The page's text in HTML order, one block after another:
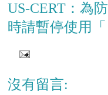
US-CERT：為
時請暫停使用
沒有留言: